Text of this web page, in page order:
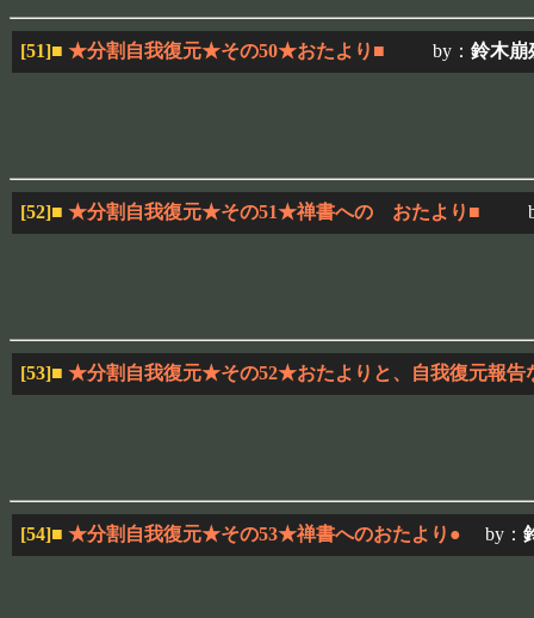
[51]■ ★分割自我復元★その50★おたより■ by： 鈴木崩
[52]■ ★分割自我復元★その51★禅書への おたより■
[53]■ ★分割自我復元★その52★おたよりと、自我復元報告
[54]■ ★分割自我復元★その53★禅書へのおたより● by：